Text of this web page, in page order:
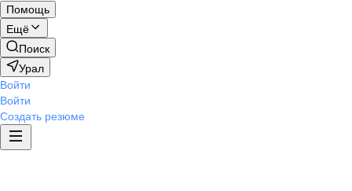
Помощь
Ещё
Поиск
Урал
Войти
Войти
Создать резюме